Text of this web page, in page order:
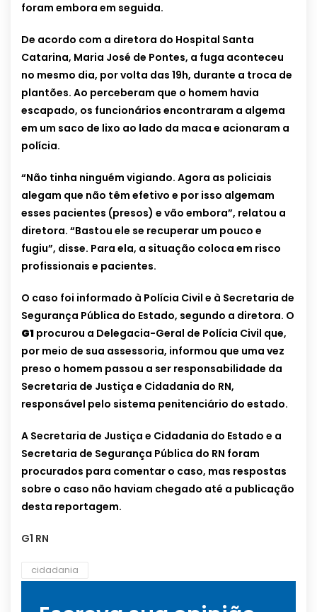
foram embora em seguida.
De acordo com a diretora do Hospital Santa
Catarina, Maria José de Pontes, a fuga aconteceu
no mesmo dia, por volta das 19h, durante a troca de
plantões. Ao perceberam que o homem havia
escapado, os funcionários encontraram a algema
em um saco de lixo ao lado da maca e acionaram a
polícia.
“Não tinha ninguém vigiando. Agora as policiais
alegam que não têm efetivo e por isso algemam
esses pacientes (presos) e vão embora”, relatou a
diretora. “Bastou ele se recuperar um pouco e
fugiu”, disse. Para ela, a situação coloca em risco
profissionais e pacientes.
O caso foi informado à Polícia Civil e à Secretaria de
Segurança Pública do Estado, segundo a diretora. O
G1 procurou a Delegacia-Geral de Polícia Civil que,
por meio de sua assessoria, informou que uma vez
preso o homem passou a ser responsabilidade da
Secretaria de Justiça e Cidadania do RN,
responsável pelo sistema penitenciário do estado.
A Secretaria de Justiça e Cidadania do Estado e a
Secretaria de Segurança Pública do RN foram
procurados para comentar o caso, mas respostas
sobre o caso não haviam chegado até a publicação
desta reportagem.
G1 RN
cidadania